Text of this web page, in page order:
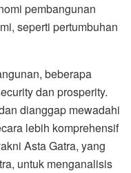
pembangunan
seperti pertumbuhan
beberapa
dan prosperity.
dianggap mewadahi
lebih komprehensif
Asta Gatra, yang
untuk menganalisis